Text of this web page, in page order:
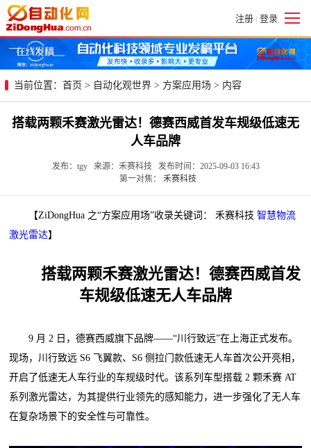
注册 | 登录
当前位置： 首页 > 自动化观世界 > 方案应用场 > 内容
搭载两颗禾赛激光雷达！德赛西威首发车规级低速无
人车品牌
发布：tgy 来源：禾赛科技 发布时间：2025-09-03 16:43
第一对焦： 禾赛科技
【ZiDongHua 之“方案应用场”收录关键词： 禾赛科技智慧物流
激光雷达】
搭载两颗禾赛激光雷达！德赛西威首发
车规级低速无人车品牌
9 月 2 日，德赛西威旗下品牌——“川行致远”在上海正式发布。
现场，川行致远 S6 飞翼款、S6 侧拉门款低速无人车首次公开亮相，
开启了低速无人车行业的车规级时代。该系列车型搭载 2 颗禾赛 AT
系列激光雷达，为其提供行业领先的感知能力，进一步强化了无人车
在复杂场景下的安全性与可靠性。